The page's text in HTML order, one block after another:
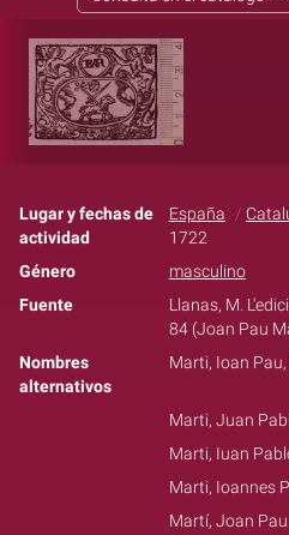
Lugar y fechas de
actividad
España
1722
Género
masculino
Fuente
Llanas, M.
84 (Joan Pau
Nombres
alternativos
Marti, Ioan
Marti, Juan
Marti, Iuan
Marti, Ioannes
Martí, Joan Pau